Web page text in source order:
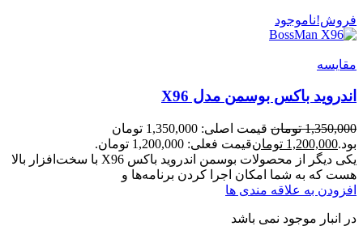
فروش!ناموجود
مقایسه
اندروید باکس بوسمن مدل X96
1,350,000 تومان
قیمت اصلی: 1,350,000 تومان
بود.1,200,000 تومانقیمت فعلی: 1,200,000 تومان.
یکی دیگر از محصولات بوسمن اندروید‌ باکس X96 با سخت‌افزار بالا
هست که به شما امکان اجرا کردن برنامه‌ها و
افزودن به علاقه مندی ها
در انبار موجود نمی باشد